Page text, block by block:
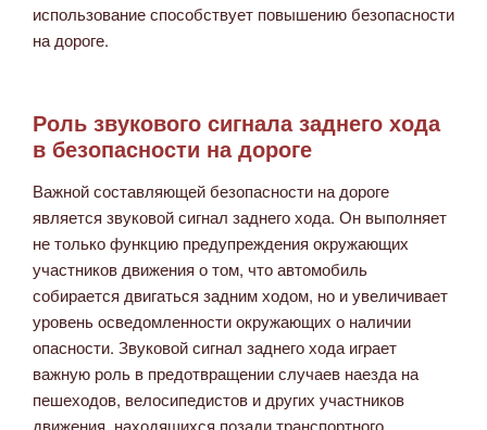
использование способствует повышению безопасности
на дороге.
Роль звукового сигнала заднего хода
в безопасности на дороге
Важной составляющей безопасности на дороге
является звуковой сигнал заднего хода. Он выполняет
не только функцию предупреждения окружающих
участников движения о том, что автомобиль
собирается двигаться задним ходом, но и увеличивает
уровень осведомленности окружающих о наличии
опасности. Звуковой сигнал заднего хода играет
важную роль в предотвращении случаев наезда на
пешеходов, велосипедистов и других участников
движения, находящихся позади транспортного